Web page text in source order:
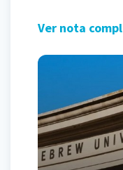
Ver nota